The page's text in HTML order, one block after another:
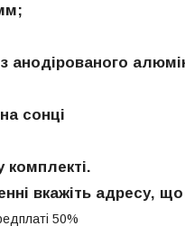
анодірованого
сонці
комплекті.
вкажіть адресу,
50%